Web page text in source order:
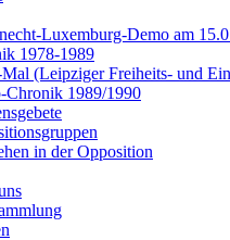
Luxemburg-Demo am
1978-1989
(Leipziger Freiheits- und
Chronik 1989/1990
in der Opposition